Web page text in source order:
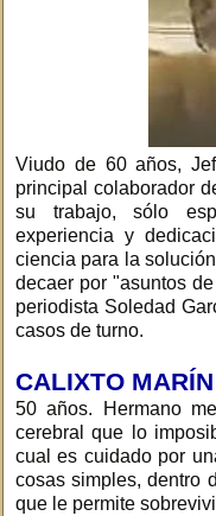
Viudo de 60 años,
principal colaborador
su trabajo, sólo
experiencia y
ciencia para la
decaer por "asuntos
periodista Soledad
casos de turno.
CALIXTO MARÍN
50 años. Hermano
cerebral que lo
cual es cuidado por
cosas simples, dentro
que le permite